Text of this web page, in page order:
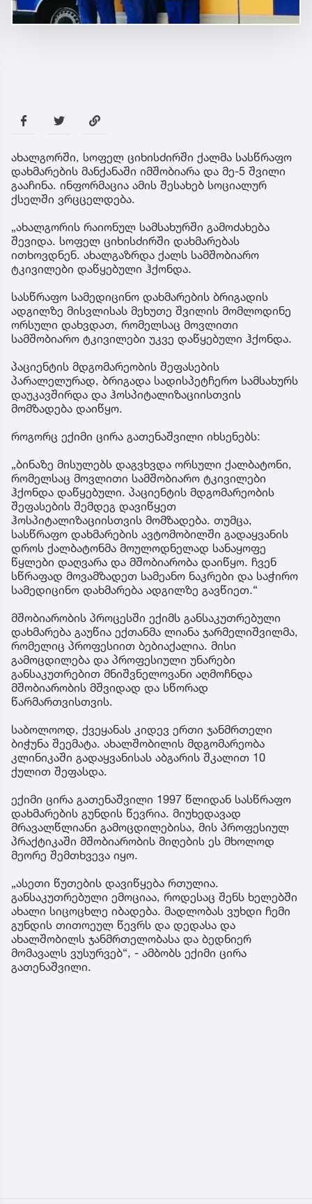
ახალგორში, სოფელ ციხისძირში ქალმა სასწრაფო
დახმარების მანქანაში იმშობიარა და მე-5 შვილი
გააჩინა. ინფორმაცია ამის შესახებ სოციალურ
ქსელში ვრცცელდება.
„ახალგორის რაიონულ სამსახურში გამოძახება
შევიდა. სოფელ ციხისძირში დახმარებას
ითხოვდნენ. ახალგაზრდა ქალს სამშობიარო
ტკივილები დაწყებული ჰქონდა.
სასწრაფო სამედიცინო დახმარების ბრიგადის
ადგილზე მისვლისას მეხუთე შვილის მომლოდინე
ორსული დახვდათ, რომელსაც მოვლითი
სამშობიარო ტკივილები უკვე დაწყებული ჰქონდა.
პაციენტის მდგომარეობის შეფასების
პარალელურად, ბრიგადა სადისპეტჩერო სამსახურს
დაუკავშირდა და ჰოსპიტალიზაციისთვის
მომზადება დაიწყო.
როგორც ექიმი ცირა გათენაშვილი იხსენებს:
„ბინაზე მისულებს დაგვხვდა ორსული ქალბატონი,
რომელსაც მოვლითი სამშობიარო ტკივილები
ჰქონდა დაწყებული. პაციენტის მდგომარეობის
შეფასების შემდეგ დავიწყეთ
ჰოსპიტალიზაციისთვის მომზადება. თუმცა,
სასწრაფო დახმარების ავტომობილში გადაყვანის
დროს ქალბატონმა მოულოდნელად სანაყოფე
წყლები დაღვარა და მშობიარობა დაიწყო. ჩვენ
სწრაფად მოვამზადეთ სამეანო ნაკრები და საჭირო
სამედიცინო დახმარება ადგილზე გავწიეთ.“
მშობიარობის პროცესში ექიმს განსაკუთრებული
დახმარება გაუწია ექთანმა ლიანა ჯარმელიშვილმა,
რომელიც პროფესიით ბებიაქალია. მისი
გამოცდილება და პროფესიული უნარები
განსაკუთრებით მნიშვნელოვანი აღმოჩნდა
მშობიარობის მშვიდად და სწორად
წარმართვისთვის.
საბოლოოდ, ქვეყანას კიდევ ერთი ჯანმრთელი
ბიჭუნა შეემატა. ახალშობილის მდგომარეობა
კლინიკაში გადაყვანისას აბგარის შკალით 10
ქულით შეფასდა.
ექიმი ცირა გათენაშვილი 1997 წლიდან სასწრაფო
დახმარების გუნდის წევრია. მიუხედავად
მრავალწლიანი გამოცდილებისა, მის პროფესიულ
პრაქტიკაში მშობიარობის მიღების ეს მხოლოდ
მეორე შემთხვევა იყო.
„ასეთი წუთების დავიწყება რთულია.
განსაკუთრებული ემოციაა, როდესაც შენს ხელებში
ახალი სიცოცხლე იბადება. მადლობას ვუხდი ჩემი
გუნდის თითოეულ წევრს და დედასა და
ახალშობილს ჯანმრთელობასა და ბედნიერ
მომავალს ვუსურვებ“, - ამბობს ექიმი ცირა
გათენაშვილი.